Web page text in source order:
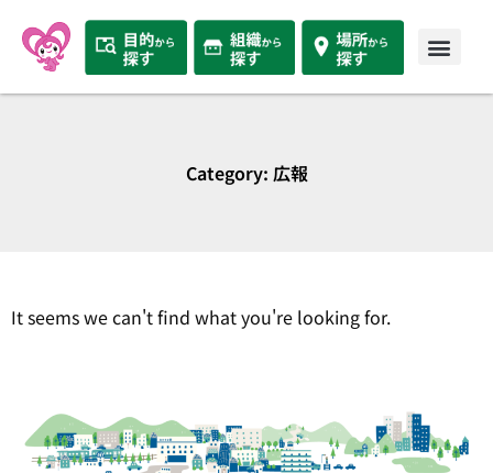
Category: 広報
It seems we can't find what you're looking for.